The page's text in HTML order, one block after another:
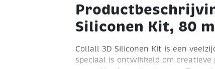
Siliconen Kit, 80
Collall 3D Siliconen Kit is een
speciaal is ontwikkeld om